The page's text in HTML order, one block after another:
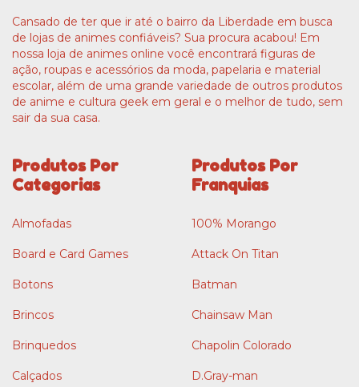
Cansado de ter que ir até o bairro da Liberdade em busca
de lojas de animes confiáveis? Sua procura acabou! Em
nossa loja de animes online você encontrará figuras de
ação, roupas e acessórios da moda, papelaria e material
escolar, além de uma grande variedade de outros produtos
de anime e cultura geek em geral e o melhor de tudo, sem
sair da sua casa.
Produtos Por
Categorias
Almofadas
Board e Card Games
Botons
Brincos
Brinquedos
Calçados
Produtos Por
Franquias
100% Morango
Attack On Titan
Batman
Chainsaw Man
Chapolin Colorado
D.Gray-man